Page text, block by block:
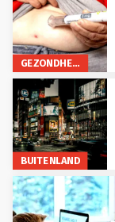
GEZONDHEID
BUITENLAND